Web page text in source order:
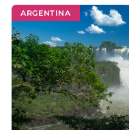
ARGENTINA